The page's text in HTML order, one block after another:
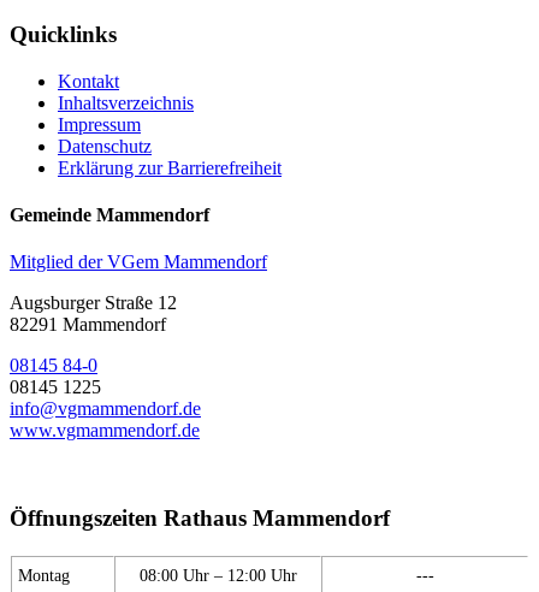
Quicklinks
Kontakt
Inhaltsverzeichnis
Impressum
Datenschutz
Erklärung zur Barrierefreiheit
Gemeinde Mammendorf
Mitglied der VGem Mammendorf
Augsburger Straße 12
82291 Mammendorf
08145 84-0
08145 1225
info@vgmammendorf.de
www.vgmammendorf.de
Öffnungszeiten Rathaus Mammendorf
Montag 08:00 Uhr – 12:00 Uhr ---